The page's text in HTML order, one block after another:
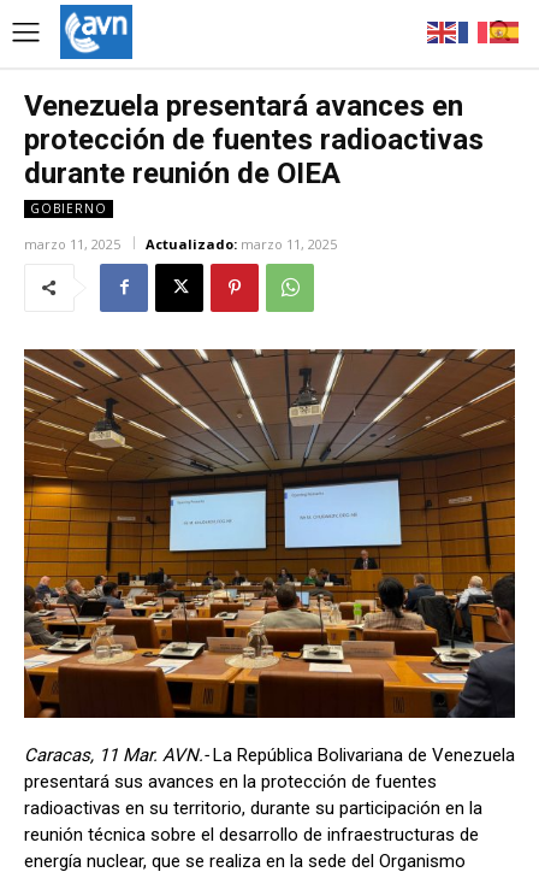
Venezuela presentará avances en
protección de fuentes radioactivas
durante reunión de OIEA
GOBIERNO
marzo 11, 2025 Actualizado: marzo 11, 2025
Caracas, 11 Mar. AVN.-La República Bolivariana de Venezuela
presentará sus avances en la protección de fuentes
radioactivas en su territorio, durante su participación en la
reunión técnica sobre el desarrollo de infraestructuras de
energía nuclear, que se realiza en la sede del Organismo